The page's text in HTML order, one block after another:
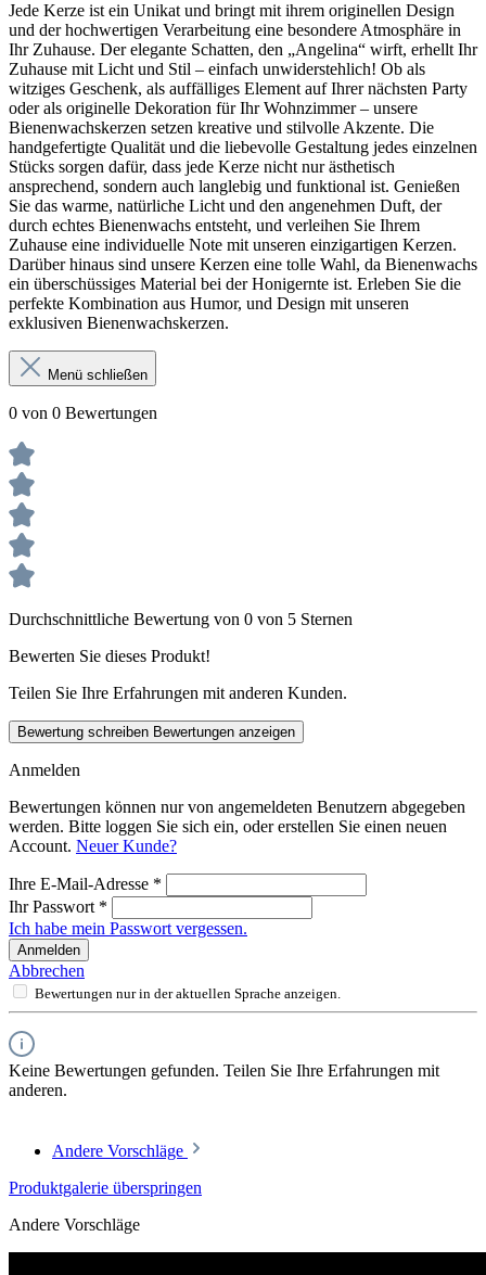
Jede Kerze ist ein Unikat und bringt mit ihrem originellen Design
und der hochwertigen Verarbeitung eine besondere Atmosphäre in
Ihr Zuhause. Der elegante Schatten, den „Angelina“ wirft, erhellt Ihr
Zuhause mit Licht und Stil – einfach unwiderstehlich! Ob als
witziges Geschenk, als auffälliges Element auf Ihrer nächsten Party
oder als originelle Dekoration für Ihr Wohnzimmer – unsere
Bienenwachskerzen setzen kreative und stilvolle Akzente. Die
handgefertigte Qualität und die liebevolle Gestaltung jedes einzelnen
Stücks sorgen dafür, dass jede Kerze nicht nur ästhetisch
ansprechend, sondern auch langlebig und funktional ist. Genießen
Sie das warme, natürliche Licht und den angenehmen Duft, der
durch echtes Bienenwachs entsteht, und verleihen Sie Ihrem
Zuhause eine individuelle Note mit unseren einzigartigen Kerzen.
Darüber hinaus sind unsere Kerzen eine tolle Wahl, da Bienenwachs
ein überschüssiges Material bei der Honigernte ist. Erleben Sie die
perfekte Kombination aus Humor, und Design mit unseren
exklusiven Bienenwachskerzen.
Menü schließen
0 von 0 Bewertungen
Durchschnittliche Bewertung von 0 von 5 Sternen
Bewerten Sie dieses Produkt!
Teilen Sie Ihre Erfahrungen mit anderen Kunden.
Bewertung schreiben Bewertungen anzeigen
Anmelden
Bewertungen können nur von angemeldeten Benutzern abgegeben
werden. Bitte loggen Sie sich ein, oder erstellen Sie einen neuen
Account. Neuer Kunde?
Ihre E-Mail-Adresse *
Ihr Passwort *
Ich habe mein Passwort vergessen.
Anmelden
Abbrechen
Bewertungen nur in der aktuellen Sprache anzeigen.
Keine Bewertungen gefunden. Teilen Sie Ihre Erfahrungen mit
anderen.
Andere Vorschläge
Produktgalerie überspringen
Andere Vorschläge